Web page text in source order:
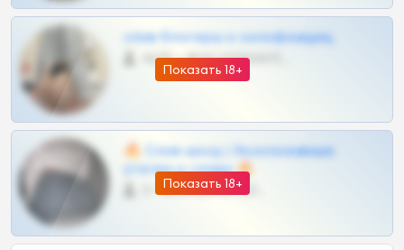
Показать 18+
слив блогерш и онлифанщиц
4675 •
Показать 18+
🔥 Слив шкод | Эксклюзивные
утечки и сливы 🔥
0 •